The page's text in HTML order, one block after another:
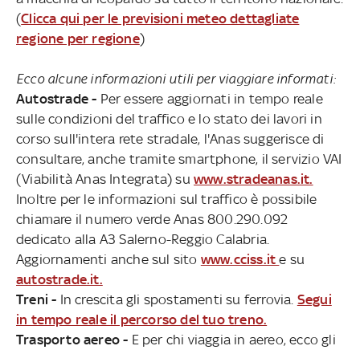
(Clicca qui per le previsioni meteo dettagliate
regione per regione)
Ecco alcune informazioni utili per viaggiare informati:
Autostrade - Per essere aggiornati in tempo reale
sulle condizioni del traffico e lo stato dei lavori in
corso sull'intera rete stradale, l'Anas suggerisce di
consultare, anche tramite smartphone, il servizio VAI
(Viabilità Anas Integrata) su www.stradeanas.it.
Inoltre per le informazioni sul traffico è possibile
chiamare il numero verde Anas 800.290.092
dedicato alla A3 Salerno-Reggio Calabria.
Aggiornamenti anche sul sito www.cciss.ite su
autostrade.it.
Treni - In crescita gli spostamenti su ferrovia. Segui
in tempo reale il percorso del tuo treno.
Trasporto aereo - E per chi viaggia in aereo, ecco gli